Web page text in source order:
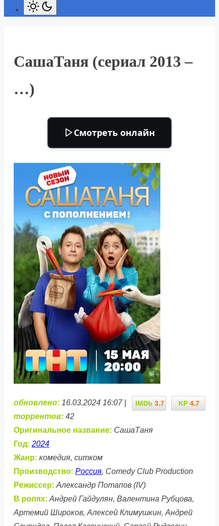
СашаТаня (сериал 2013 –
…)
Смотреть онлайн
KP 4.7
IMDb 3.7
обновлено: 16.03.2024 16:07 |
торрентов: 42
Оригинальное название: СашаТаня
Год: 2024
Жанр: комедия, ситком
Производство: Россия, Comedy Club Production
Режиссер: Александр Потапов (IV)
В ролях: Андрей Гайдулян, Валентина Рубцова,
Артемий Широков, Алексей Климушкин, Андрей